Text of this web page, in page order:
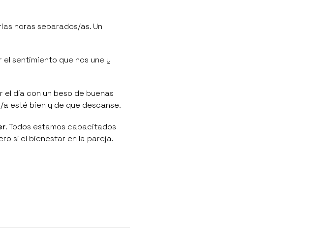
horas separados/as. Un
sentimiento que nos une y
día con un beso de buenas
esté bien y de que descanse.
. Todos estamos capacitados
sí el bienestar en la pareja.